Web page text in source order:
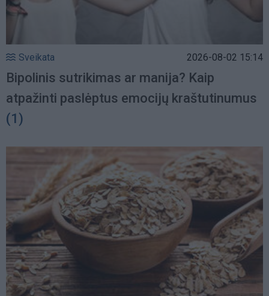
Sveikata 2026-08-02 15:14
Bipolinis sutrikimas ar manija? Kaip
atpažinti paslėptus emocijų kraštutinumus
(1)